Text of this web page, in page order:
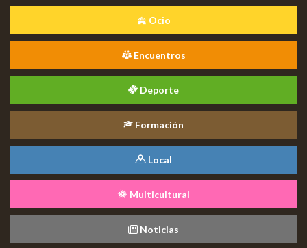
Ocio
Encuentros
Deporte
Formación
Local
Multicultural
Noticias